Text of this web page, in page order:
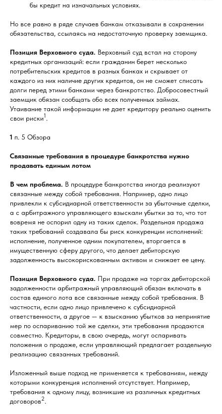
бы кредит на изначальных условиях.
Но все равно в ряде случаев банкам отказывали в сохранении
обязательства, ссылаясь на недостаточную проверку заемщика.
Позиция Верховного суда. Верховный суд встал на сторону
кредитных организаций: если гражданин берет несколько
потребительских кредитов в разных банках и скрывает от
каждого из них наличие других кредитов, он не сможет списать
долги перед этими банками через банкротство. Добросовестный
заемщик обязан сообщать обо всех полученных займах.
Утаивание такой информации не дает кредитору реально оценить
свои риски1.
1 п. 5 Обзора
Связанные требования в процедуре банкротства нужно
продавать единым лотом
В чем проблема. В процедуре банкротства иногда реализуют
связанные между собой требования. Например, одно лицо
привлекли к субсидиарной ответственности за убыточные сделки,
а с арбитражного управляющего взыскали убытки за то, что тот
вовремя не оспорил одну из таких сделок. Раздельная продажа
таких требований создавала бы риск конкуренции исполнений:
исполнение, полученное одним покупателем, вторгается в
имущественную сферу другого, что делает дебиторскую
задолженность высокорискованным активом и снижает ее цену.
Позиция Верховного суда. При продаже на торгах дебиторской
задолженности арбитражный управляющий обязан включать в
состав единого лота все связанные между собой требования. В
частности, если одно лицо привлечено к субсидиарной
ответственности, а другое — к взысканию убытков за непринятие
мер по оспариванию той же сделки, эти требования продаются
совместно. Кредиторы, в свою очередь, могут оспаривать
положения о продаже, если управляющий предлагает раздельную
реализацию связанных требований.
Изложенный выше подход не применяется к требованиям, между
которыми конкуренция исполнений отсутствует. Например,
требования к одному лицу, возникшие из различных кредитных
договоров2.